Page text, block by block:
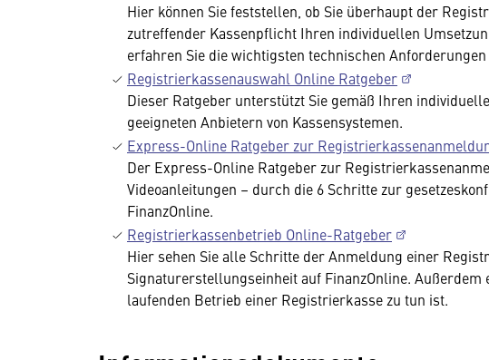
Hier können Sie feststellen, ob Sie überhaupt der
zutreffender Kassenpflicht Ihren individuellen
erfahren Sie die wichtigsten technischen
Registrierkassenauswahl Online Ratgeber
Dieser Ratgeber unterstützt Sie gemäß Ihren
geeigneten Anbietern von Kassensystemen.
Express-Online Ratgeber zur
Der Express-Online Ratgeber zur
Videoanleitungen – durch die 6 Schritte zur
FinanzOnline.
Registrierkassenbetrieb Online-Ratgeber
Hier sehen Sie alle Schritte der Anmeldung einer
Signaturerstellungseinheit auf FinanzOnline. Außerdem
laufenden Betrieb einer Registrierkasse zu tun ist.